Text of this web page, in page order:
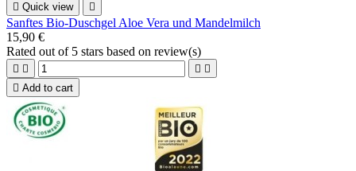
 Quick view 
Sanftes Bio-Duschgel Aloe Vera und Mandelmilch
15,90 €
Rated out of 5 stars based on review(s)
   
 Add to cart